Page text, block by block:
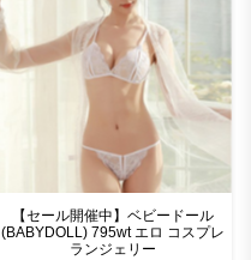
【セール開催中】ベビードール
(BABYDOLL) 795wt エロ コスプレ
ランジェリー